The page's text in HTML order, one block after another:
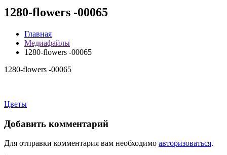
1280-flowers -00065
Главная
Медиафайлы
1280-flowers -00065
1280-flowers -00065
Навигация
по
записям
Цветы
Добавить комментарий
Для отправки комментария вам необходимо авторизоваться.